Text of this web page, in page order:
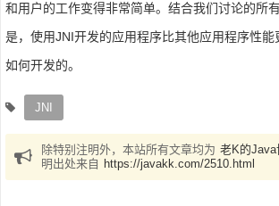
和用户的工作变得非常简单。结合我们讨论的所
是，使用JNI开发的应用程序比其他应用程序性
如何开发的。
JNI
除特别注明外，本站所有文章均为 老K的Java
明出处来自 https://javakk.com/2510.html